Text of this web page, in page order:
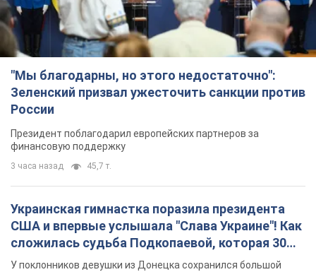
"Мы благодарны, но этого недостаточно":
Зеленский призвал ужесточить санкции против
России
Президент поблагодарил европейских партнеров за
финансовую поддержку
3 часа назад 45,7 т.
Украинская гимнастка поразила президента
США и впервые услышала "Слава Украине"! Как
сложилась судьба Подкопаевой, которая 30
лет назад завоевала "золото" Олимпиады
У поклонников девушки из Донецка сохранился большой